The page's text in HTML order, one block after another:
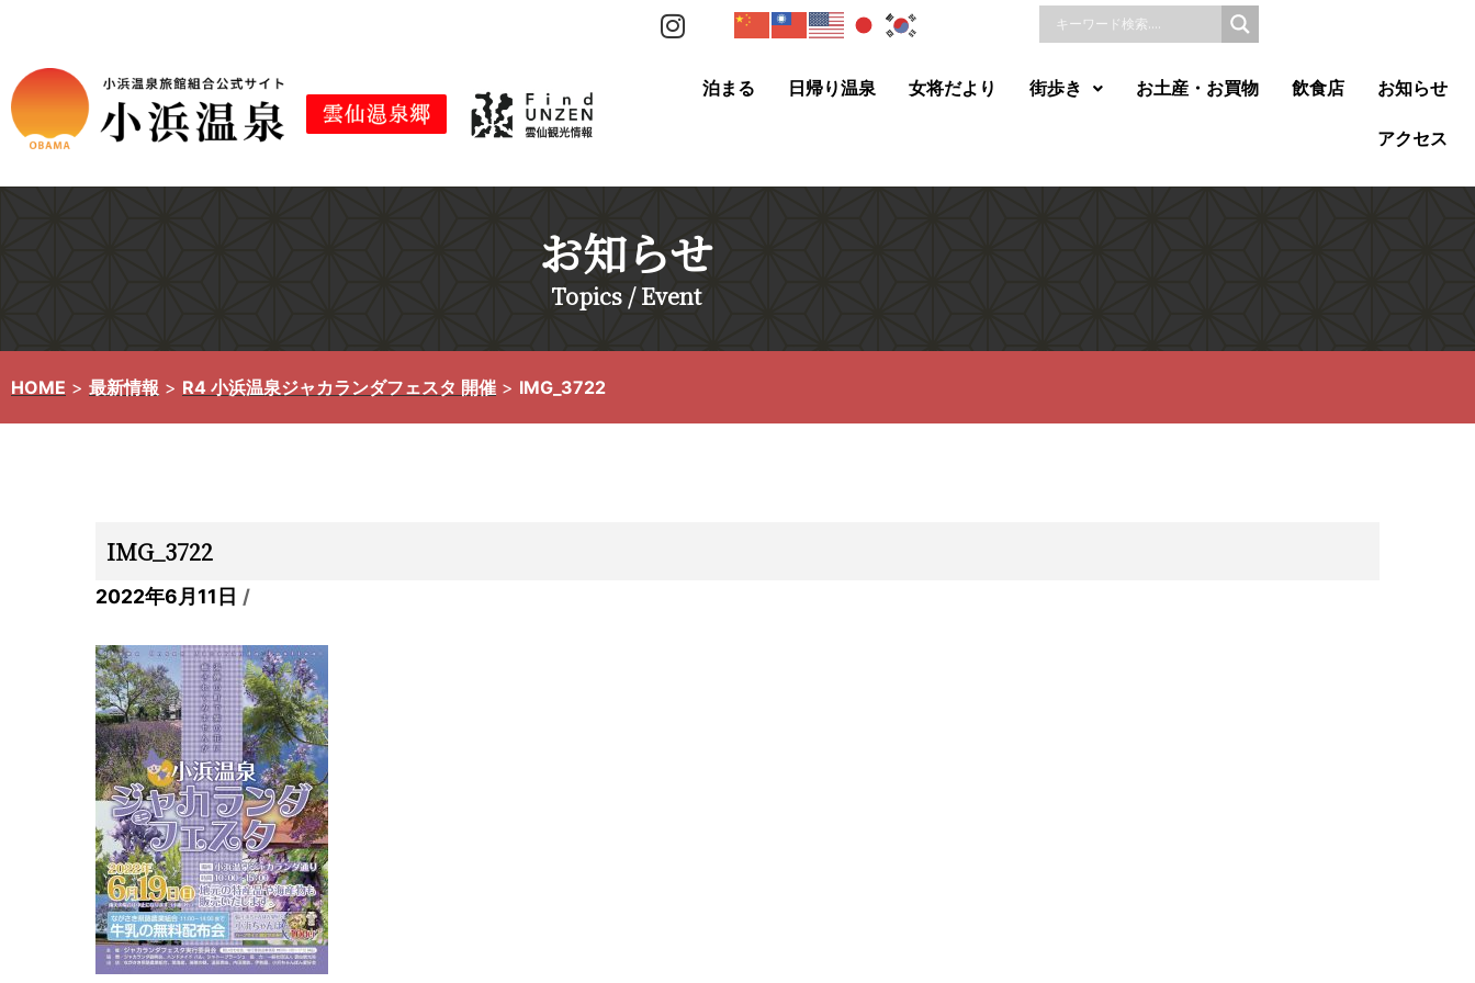
テ
ツ
泊まる 日帰り温泉 女将だより 街歩き お土産・お買物 飲食店 お知らせ
アクセス
お知らせ
Topics / Event
HOME > 最新情報 > R4 小浜温泉ジャカランダフェスタ 開催 > IMG_3722
IMG_3722
2022年6月11日